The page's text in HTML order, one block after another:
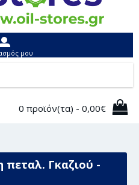
μου
0 προϊόν(τα) - 0,00€
πεταλ. Γκαζιού -